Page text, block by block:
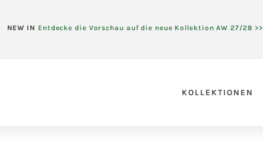
NEW IN Entdecke die Vorschau auf die neue Kollektion AW 27/28 >>
KOLLEKTIONEN